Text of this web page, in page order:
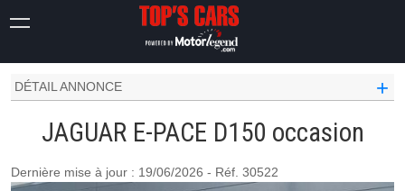
D150
DÉTAIL ANNONCE
+
JAGUAR E-PACE D150 occasion
Dernière mise à jour : 19/06/2026 - Réf. 30522